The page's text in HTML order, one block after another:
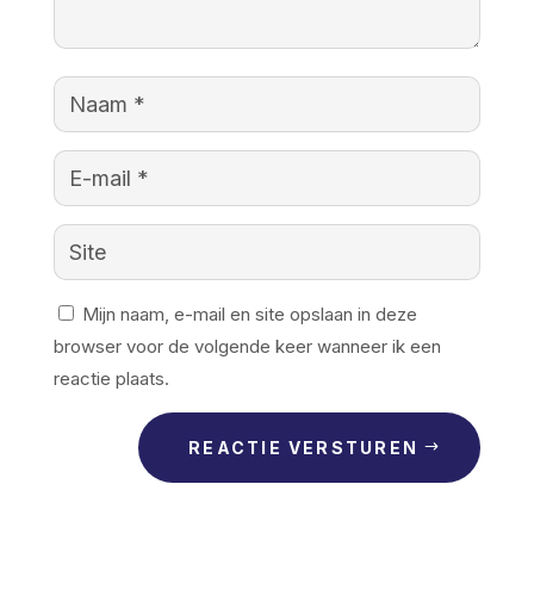
Mijn naam, e-mail en site opslaan in deze
browser voor de volgende keer wanneer ik een
reactie plaats.
REACTIE VERSTUREN